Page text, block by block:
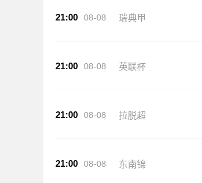
21:00 08-08 瑞典甲
21:00 08-08 英联杯
21:00 08-08 拉脱超
21:00 08-08 东南锦